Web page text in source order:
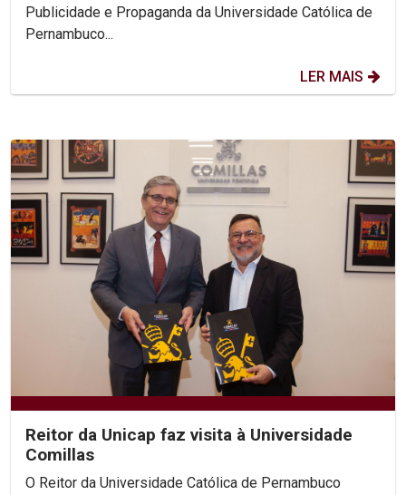
Publicidade e Propaganda da Universidade Católica de
Pernambuco...
LER MAIS
Reitor da Unicap faz visita à Universidade
Comillas
O Reitor da Universidade Católica de Pernambuco